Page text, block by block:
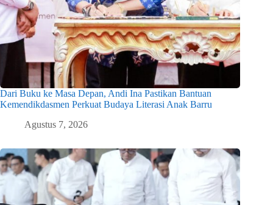
Dari Buku ke Masa Depan, Andi Ina Pastikan Bantuan
Kemendikdasmen Perkuat Budaya Literasi Anak Barru
Agustus 7, 2026